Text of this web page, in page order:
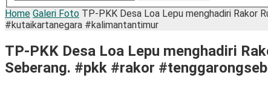
Home Galeri Foto TP-PKK Desa Loa Lepu menghadiri Rakor
#kutaikartanegara #kalimantantimur
TP-PKK Desa Loa Lepu menghadiri
Seberang. #pkk #rakor